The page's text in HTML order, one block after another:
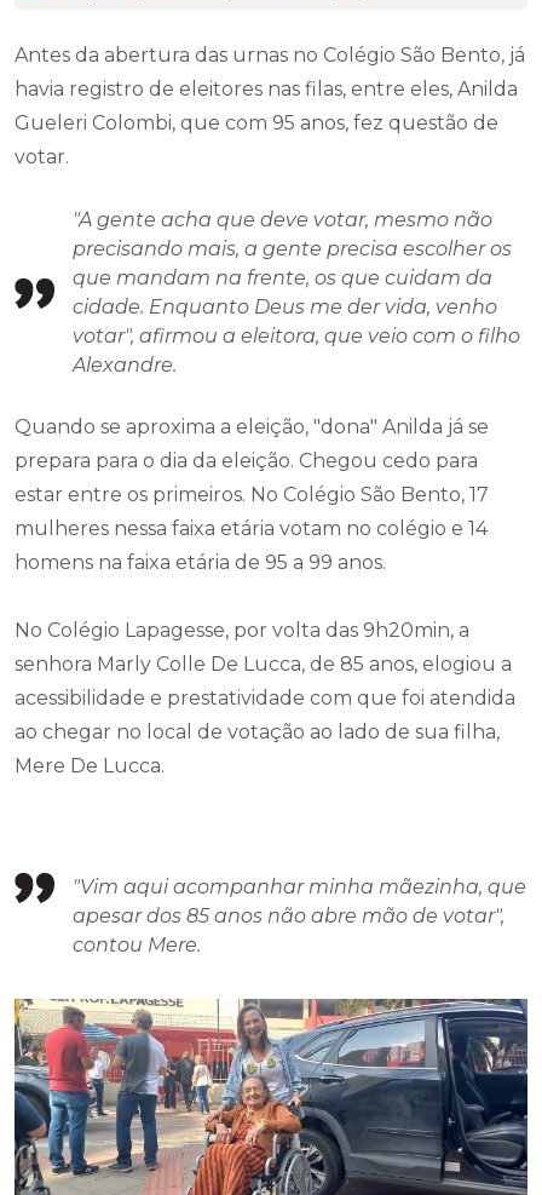
Antes da abertura das urnas no Colégio São Bento, já
havia registro de eleitores nas filas, entre eles, Anilda
Gueleri Colombi, que com 95 anos, fez questão de
votar.
"A gente acha que deve votar, mesmo não
precisando mais, a gente precisa escolher os
que mandam na frente, os que cuidam da
cidade. Enquanto Deus me der vida, venho
votar", afirmou a eleitora, que veio com o filho
Alexandre.
Quando se aproxima a eleição, "dona" Anilda já se
prepara para o dia da eleição. Chegou cedo para
estar entre os primeiros. No Colégio São Bento, 17
mulheres nessa faixa etária votam no colégio e 14
homens na faixa etária de 95 a 99 anos.
No Colégio Lapagesse, por volta das 9h20min, a
senhora Marly Colle De Lucca, de 85 anos, elogiou a
acessibilidade e prestatividade com que foi atendida
ao chegar no local de votação ao lado de sua filha,
Mere De Lucca.
"Vim aqui acompanhar minha mãezinha, que
apesar dos 85 anos não abre mão de votar",
contou Mere.